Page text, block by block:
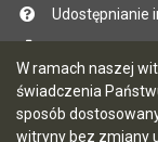
W ramach naszej
świadczenia
sposób
witryny bez zmiany
Udostępnianie
Mapa serwisu
Instrukcja
Statystyki